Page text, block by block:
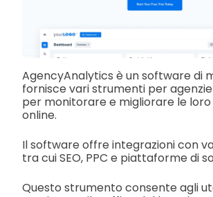
AgencyAnalytics è un software di
fornisce vari strumenti per
per monitorare e migliorare le
online.
Il software offre integrazioni con
tra cui SEO, PPC e piattaforme di
Questo strumento consente agli